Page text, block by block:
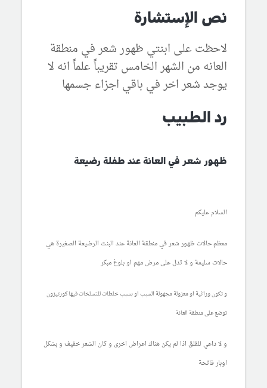
نص الإستشارة
لاحظت على ابنتي ظهور شعر في منطقة
العانه من الشهر الخامس تقريباً علماً انه لا
يوجد شعر اخر في باقي اجزاء جسمها
رد الطبيب
ظهور شعر في العانة عند طفلة رضيعة
السلام عليكم
معظم حالات ظهور شعر في منطقة العانة عند البنت الرضيعة الصغيرة هي
حالات سليمة و لا تدل على مرض مهم او بلوغ مبكر
و تكون وراثية او معزولة مجهولة السبب او بسبب خلطات للتسلخات فيها كورتيزون
توضع على منطقة العانة
و لا داعي للقلق اذا لم يكن هناك اعراض اخرى و كان الشعر خفيف و بشكل
اوبار فاتحة